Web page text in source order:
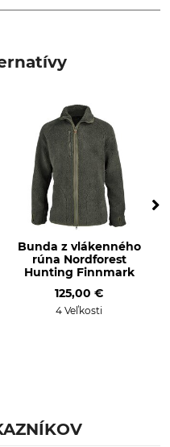
Netextilné diely živočíšneho
pôvodu
Nebieľte
Žehlenie
Nežehlite
Priedušnosť
Bunda z vlákenného
rúna Nordforest
Hunting Finnmark
125,00 €
4 Veľkosti